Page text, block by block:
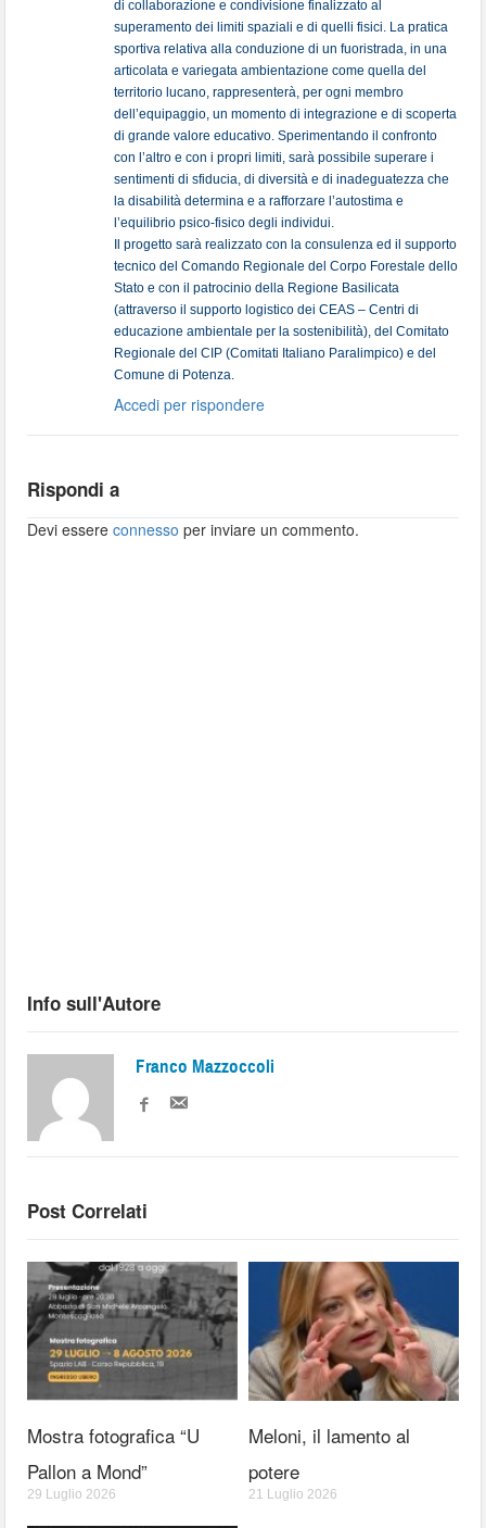
di collaborazione e condivisione finalizzato al
superamento dei limiti spaziali e di quelli fisici. La pratica
sportiva relativa alla conduzione di un fuoristrada, in una
articolata e variegata ambientazione come quella del
territorio lucano, rappresenterà, per ogni membro
dell’equipaggio, un momento di integrazione e di scoperta
di grande valore educativo. Sperimentando il confronto
con l’altro e con i propri limiti, sarà possibile superare i
sentimenti di sfiducia, di diversità e di inadeguatezza che
la disabilità determina e a rafforzare l’autostima e
l’equilibrio psico-fisico degli individui.
Il progetto sarà realizzato con la consulenza ed il supporto
tecnico del Comando Regionale del Corpo Forestale dello
Stato e con il patrocinio della Regione Basilicata
(attraverso il supporto logistico dei CEAS – Centri di
educazione ambientale per la sostenibilità), del Comitato
Regionale del CIP (Comitati Italiano Paralimpico) e del
Comune di Potenza.
Accedi per rispondere
Rispondi a
Devi essereconnesso per inviare un commento.
Info sull'Autore
Franco Mazzoccoli
Post Correlati
Mostra fotografica “U
Pallon a Mond”
29 Luglio 2026
Meloni, il lamento al
potere
21 Luglio 2026